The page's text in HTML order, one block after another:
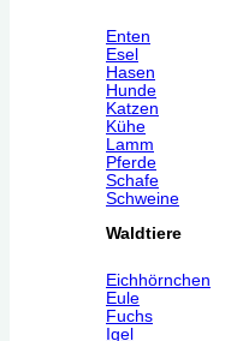
Enten
Esel
Hasen
Hunde
Katzen
Kühe
Lamm
Pferde
Schafe
Schweine
Waldtiere
Eichhörnchen
Eule
Fuchs
Igel